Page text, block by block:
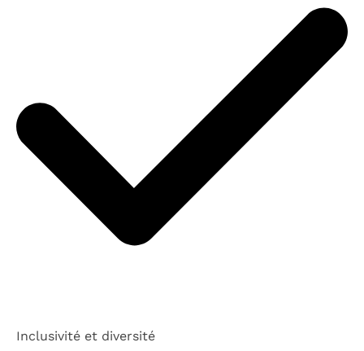
Inclusivité et diversité